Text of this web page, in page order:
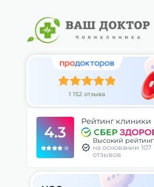
1 152 отзыва
4.3
Рейтинг клиники
Высокий рейтинг
на основании 107
отзывов